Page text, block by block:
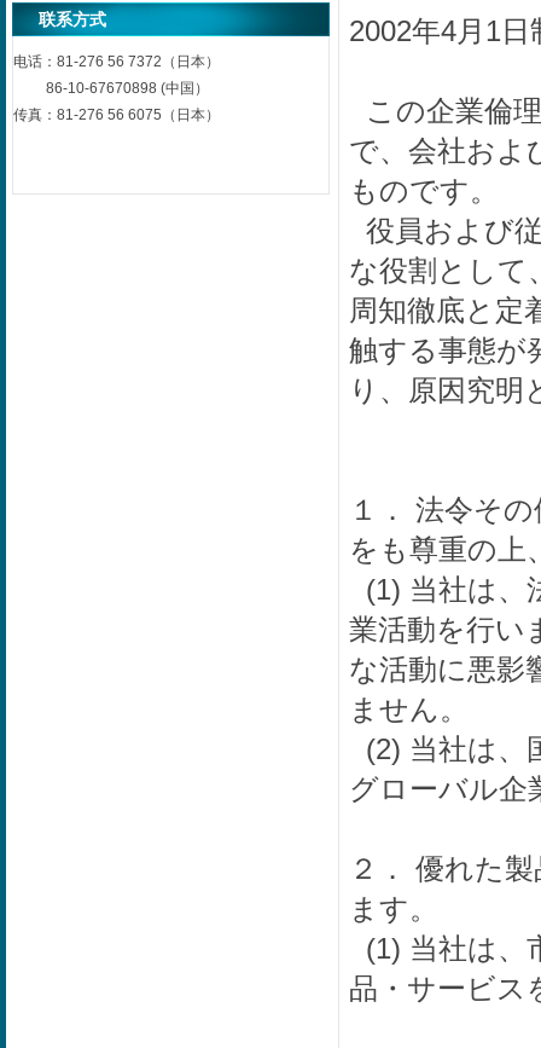
2002年4月1日
この企業倫
で、会社およ
ものです。
役員および
な役割として
周知徹底と定
触する事態が
り、原因究明
１． 法令そ
をも尊重の上
(1) 当社は、
業活動を行い
な活動に悪影
ません。
(2) 当社は、
グローバル企
２． 優れた
ます。
(1) 当社は、
品・サービス
联系方式
电话： 81-276 56 7372（日本）
86-10-67670898 (中国）
传真： 81-276 56 6075（日本）